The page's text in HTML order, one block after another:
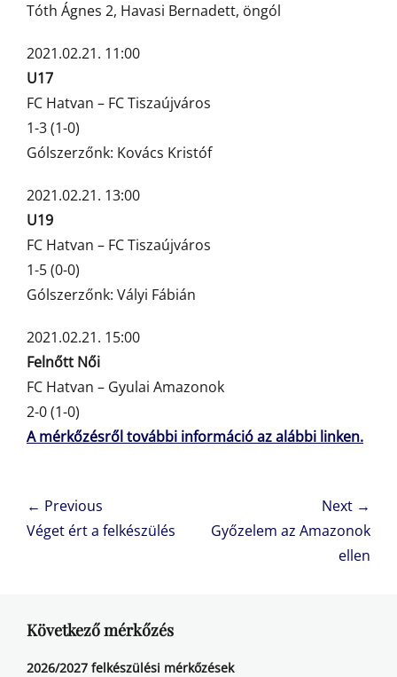
Tóth Ágnes 2, Havasi Bernadett, öngól
2021.02.21. 11:00
U17
FC Hatvan – FC Tiszaújváros
1-3 (1-0)
Gólszerzőnk: Kovács Kristóf
2021.02.21. 13:00
U19
FC Hatvan – FC Tiszaújváros
1-5 (0-0)
Gólszerzőnk: Vályi Fábián
2021.02.21. 15:00
Felnőtt Női
FC Hatvan – Gyulai Amazonok
2-0 (1-0)
A mérkőzésről további információ az alábbi linken.
Bejegyzés
navigáció
← Previous
Previous
Véget ért a felkészülés
Next →
Next
Győzelem az Amazonok
ellen
Következő mérkőzés
2026/2027 felkészülési mérkőzések